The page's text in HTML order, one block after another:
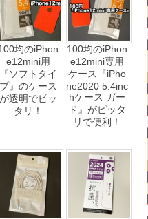
均のiPhon
e12mini用
『ソフトタイ
プ』のケース
が透明でピッ
タリ！
100均のiPhon
e12mini専用
ケース『iPho
ne2020 5.4inc
hケース ガー
ド』がピッタ
リで便利！